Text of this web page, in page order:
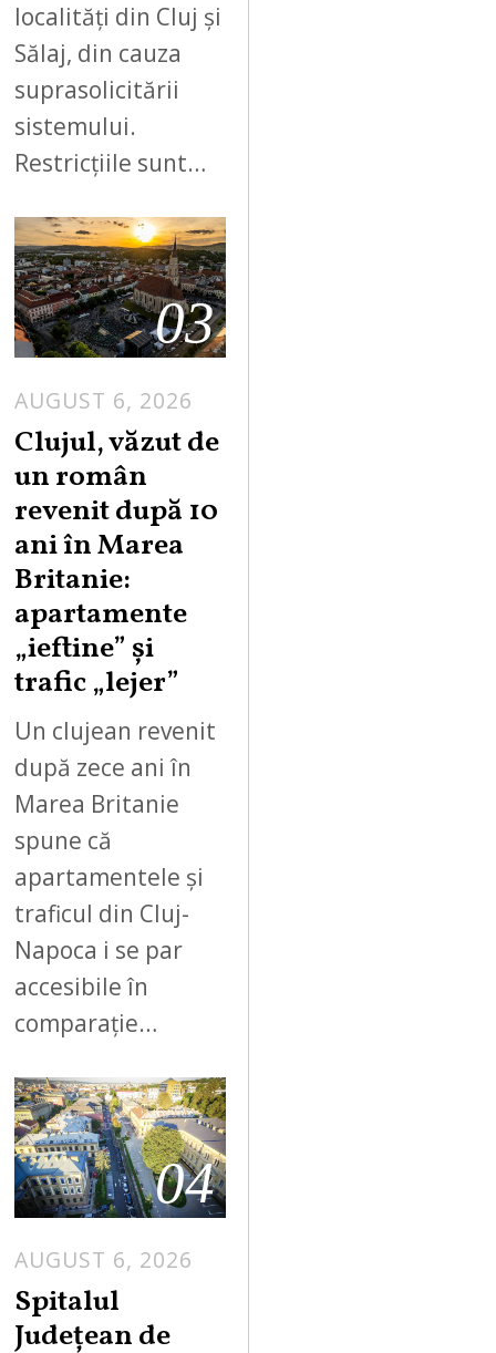
localități din Cluj și
Sălaj, din cauza
suprasolicitării
sistemului.
Restricțiile sunt…
03
AUGUST 6, 2026
Clujul, văzut de
un român
revenit după 10
ani în Marea
Britanie:
apartamente
„ieftine” și
trafic „lejer”
Un clujean revenit
după zece ani în
Marea Britanie
spune că
apartamentele și
traficul din Cluj-
Napoca i se par
accesibile în
comparație…
04
AUGUST 6, 2026
Spitalul
Județean de